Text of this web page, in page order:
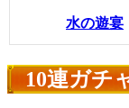
水の遊宴
10連ガチ